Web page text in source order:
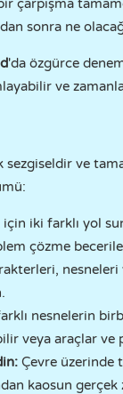
çarpışma
sonra ne
'da özgürce
ve
sezgiseldir ve
iki farklı yol
çözme
nesneleri
nesnelerin
veya araçlar ve
Çevre üzerinde
kaosun